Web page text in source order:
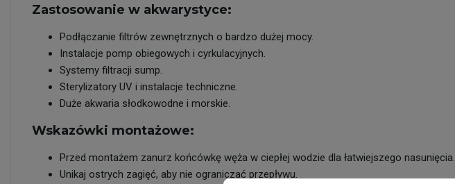
Zastosowanie w akwarystyce:
Podłączanie filtrów zewnętrznych o bardzo dużej mocy.
Instalacje pomp obiegowych i cyrkulacyjnych.
Systemy filtracji sump.
Sterylizatory UV i instalacje techniczne.
Duże akwaria słodkowodne i morskie.
Wskazówki montażowe:
Przed montażem zanurz końcówkę węża w ciepłej wodzie dla łatwiejszego nasunięcia.
Unikaj ostrych zagięć, aby nie ograniczać przepływu.